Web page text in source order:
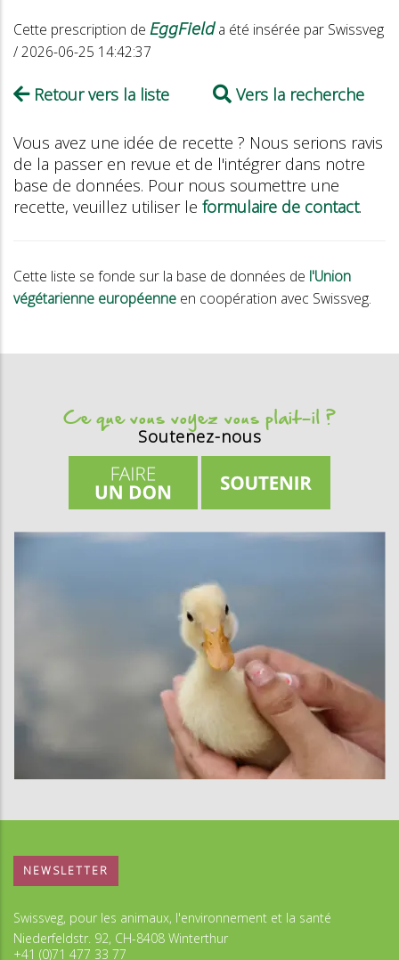
Cette prescription de EggFielda été insérée par Swissveg
/ 2026-06-25 14:42:37
Retour vers la liste Vers la recherche
Vous avez une idée de recette ? Nous serions ravis
de la passer en revue et de l'intégrer dans notre
base de données. Pour nous soumettre une
recette, veuillez utiliser le formulaire de contact.
Cette liste se fonde sur la base de données de l'Union
végétarienne européenne en coopération avec Swissveg.
Ce que vous voyez vous plait-il ?
Soutenez-nous
NEWSLETTER
Swissveg, pour les animaux, l'environnement et la santé
Niederfeldstr. 92, CH-8408 Winterthur
+41 (0)71 477 33 77